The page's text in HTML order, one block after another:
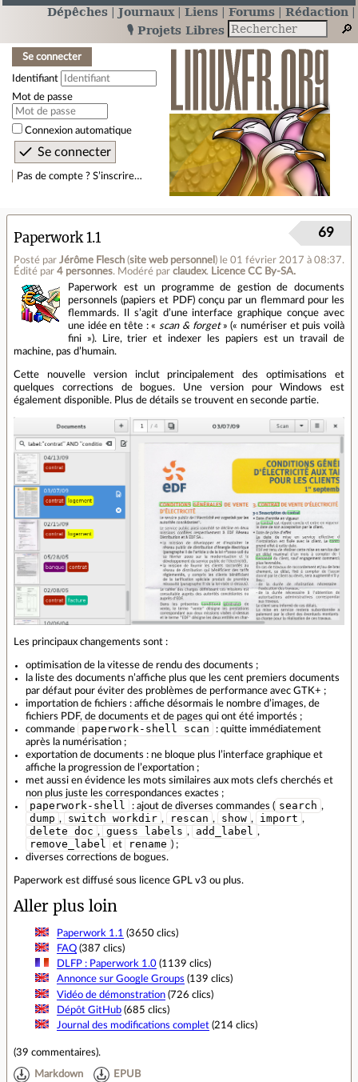
Dépêches Journaux Liens Forums
Rédaction
🎙️ Projets Libres
Se connecter
Identifiant
Mot de passe
Connexion automatique
Pas de compte ? S’inscrire…
Paperwork 1.1
Posté par Jérôme Flesch (site web personnel ) le 01 février 2017 à 08:37.
Édité par 4 personnes. Modéré par claudex. Licence CC By‑SA.
69
Paperwork est un programme de gestion de documents
personnels (papiers et PDF) conçu par un flemmard pour les
flemmards. Il s’agit d’une interface graphique conçue avec
une idée en tête : « scan & forget» (« numériser et puis voilà
fini »). Lire, trier et indexer les papiers est un travail de
machine, pas d’humain.
Cette nouvelle version inclut principalement des optimisations et
quelques corrections de bogues. Une version pour Windows est
également disponible. Plus de détails se trouvent en seconde partie.
Les principaux changements sont :
optimisation de la vitesse de rendu des documents ;
la liste des documents n’affiche plus que les cent premiers documents
par défaut pour éviter des problèmes de performance avec GTK+ ;
importation de fichiers : affiche désormais le nombre d’images, de
fichiers PDF, de documents et de pages qui ont été importés ;
commande
paperwork-shell scan
: quitte immédiatement
après la numérisation ;
exportation de documents : ne bloque plus l’interface graphique et
affiche la progression de l’exportation ;
met aussi en évidence les mots similaires aux mots clefs cherchés et
non plus juste les correspondances exactes ;
paperwork-shell : ajout de diverses commandes ( search ,
dump , switch_workdir , rescan , show , import ,
delete_doc , guess_labels , add_label ,
remove_label et rename ) ;
diverses corrections de bogues.
Paperwork est diffusé sous licence GPL v3 ou plus.
Aller plus loin
Paperwork 1.1 (3650 clics)
FAQ(387 clics)
DLFP : Paperwork 1.0(1139 clics)
Annonce sur Google Groups (139 clics)
Vidéo de démonstration(726 clics)
Dépôt GitHub(685 clics)
Journal des modifications complet(214 clics)
(39 commentaires).
Markdown EPUB